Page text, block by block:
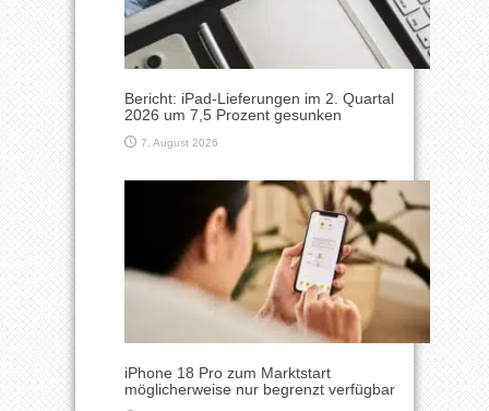
Bericht: iPad-Lieferungen im 2. Quartal
2026 um 7,5 Prozent gesunken
7. August 2026
iPhone 18 Pro zum Marktstart
möglicherweise nur begrenzt verfügbar